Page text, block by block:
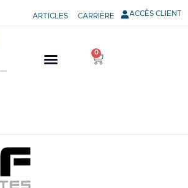
ACCÈS CLIENT
CARRIÈRE
ARTICLES
0